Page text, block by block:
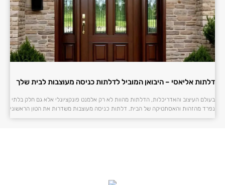
דלתות אליאסי – היבואן המוביל לדלתות כניסה מעוצבות לבית שלך
בעולם העיצוב והאדריכלות, הדלתות מהוות לא רק אלמנט פונקציונלי אלא גם חלק בלתי
נפרד מהזהות והאסתטיקה של הבית. דלתות כניסה מעוצבות משדרות את הטון הראשוני